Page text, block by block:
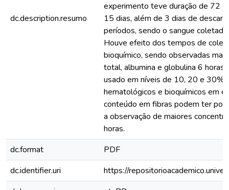
dc.description.resumo
experimento teve duração de 72
15 dias, além de 3 dias de
períodos, sendo o sangue
Houve efeito dos tempos de
bioquímico, sendo observadas
total, albumina e globulina 6 horas
usado em níveis de 10, 20 e 30%
hematológicos e bioquímicos em
conteúdo em fibras podem ter
a observação de maiores
horas.
dc.format
PDF
dc.identifier.uri
https://